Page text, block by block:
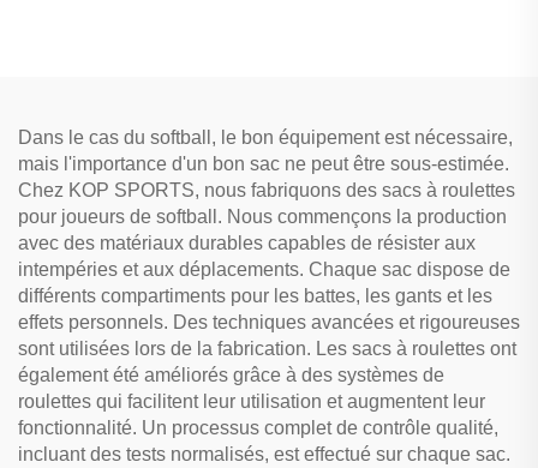
Dans le cas du softball, le bon équipement est nécessaire,
mais l'importance d'un bon sac ne peut être sous-estimée.
Chez KOP SPORTS, nous fabriquons des sacs à roulettes
pour joueurs de softball. Nous commençons la production
avec des matériaux durables capables de résister aux
intempéries et aux déplacements. Chaque sac dispose de
différents compartiments pour les battes, les gants et les
effets personnels. Des techniques avancées et rigoureuses
sont utilisées lors de la fabrication. Les sacs à roulettes ont
également été améliorés grâce à des systèmes de
roulettes qui facilitent leur utilisation et augmentent leur
fonctionnalité. Un processus complet de contrôle qualité,
incluant des tests normalisés, est effectué sur chaque sac.